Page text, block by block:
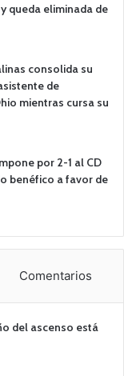
queda eliminada de
consolida su
de
mientras cursa su
por 2-1 al CD
benéfico a favor de
Comentarios
del ascenso está